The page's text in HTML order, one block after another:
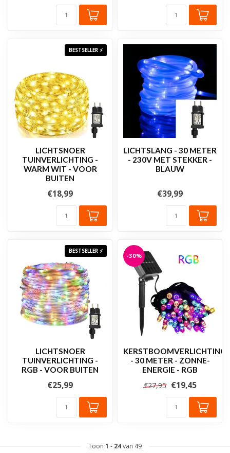
BESTSELLER ⚡
LICHTSNOER
TUINVERLICHTING -
WARM WIT - VOOR
BUITEN
€18,99
LICHTSLANG - 30 METER
- 230V MET STEKKER -
BLAUW
€39,99
BESTSELLER ⚡
LICHTSNOER
TUINVERLICHTING -
RGB - VOOR BUITEN
€25,99
-30%
KERSTBOOMVERLICHTING
- 30 METER - ZONNE-
ENERGIE - RGB
€27,95 €19,45
Toon 1 - 24van 49